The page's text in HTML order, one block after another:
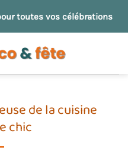
toutes vos célébrations
de la cuisine
chic